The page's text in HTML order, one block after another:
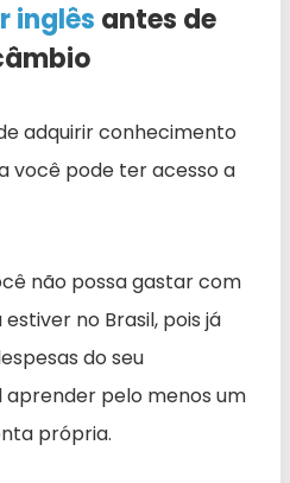
inglês antes de
adquirir conhecimento
você pode ter acesso a
não possa gastar com
no Brasil, pois já
do seu
pelo menos um
própria.